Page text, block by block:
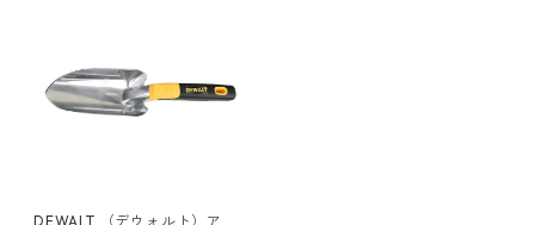
グローブ
BEHRENS
DEWALT （デウォルト）アル